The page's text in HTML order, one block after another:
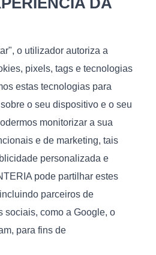
Rain
€ 1 167
Medidas (L/A), cm.: 130x170
o utilizador autoriza a
pixels, tags e tecnologias
estas tecnologias para
o seu dispositivo e o seu
monitorizar a sua
e de marketing, tais
personalizada e
pode partilhar estes
parceiros de
sociais, como a Google, o
para fins de